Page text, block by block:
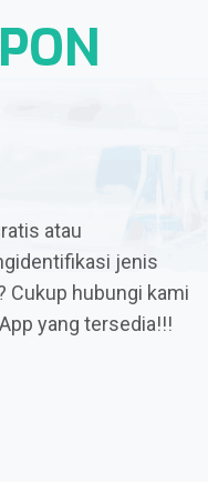
atau
jenis
Cukup hubungi kami
yang tersedia!!!